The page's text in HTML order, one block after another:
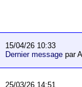
15/04/26 10:33
Dernier messagepar
25/03/26 14:51